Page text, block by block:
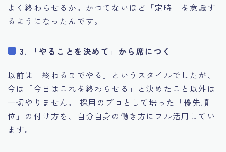
よく終わらせるか。かつてないほど「定時」を意識す
るようになったんです。
3. 「やることを決めて」から席につく
以前は「終わるまでやる」というスタイルでしたが、
今は「今日はこれを終わらせる」と決めたこと以外は
一切やりません。 採用のプロとして培った「優先順
位」の付け方を、自分自身の働き方にフル活用してい
ます。